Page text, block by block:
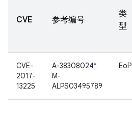
CVE 参考编号
类
型
CVE-
2017-
13225
A-38308024*
M-
ALPS03495789
EoP